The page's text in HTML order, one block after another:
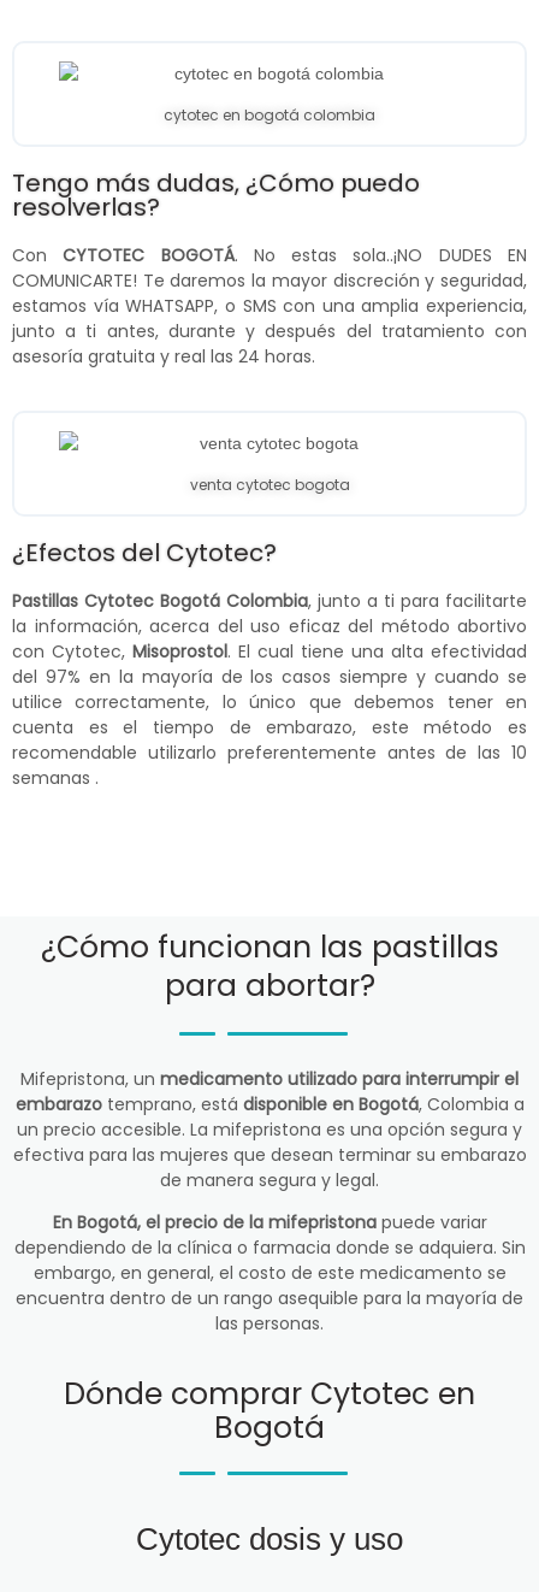
cytotec en bogotá colombia
Tengo más dudas, ¿Cómo puedo
resolverlas?
ConCYTOTEC BOGOTÁ. No estas sola..¡NO DUDES EN
COMUNICARTE! Te daremos la mayor discreción y seguridad,
estamos vía WHATSAPP, o SMS con una amplia experiencia,
junto a ti antes, durante y después del tratamiento con
asesoría gratuita y real las 24 horas.
venta cytotec bogota
¿Efectos del Cytotec?
Pastillas Cytotec Bogotá Colombia, junto a ti para facilitarte
la información, acerca del uso eficaz del método abortivo
con Cytotec, Misoprostol. El cual tiene una alta efectividad
del 97% en la mayoría de los casos siempre y cuando se
utilice correctamente, lo único que debemos tener en
cuenta es el tiempo de embarazo, este método es
recomendable utilizarlo preferentemente antes de las 10
semanas .
¿Cómo funcionan las pastillas
para abortar?
Mifepristona, un medicamento utilizado para interrumpir el
embarazotemprano, está disponible en Bogotá, Colombia a
un precio accesible. La mifepristona es una opción segura y
efectiva para las mujeres que desean terminar su embarazo
de manera segura y legal.
En Bogotá, el precio de la mifepristonapuede variar
dependiendo de la clínica o farmacia donde se adquiera. Sin
embargo, en general, el costo de este medicamento se
encuentra dentro de un rango asequible para la mayoría de
las personas.
Dónde comprar Cytotec en
Bogotá
Cytotec dosis y uso